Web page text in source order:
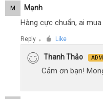
M Mạnh
Hàng cực chuẩn, ai
Reply ● Like
Thanh Thảo
Cảm ơn bạn!